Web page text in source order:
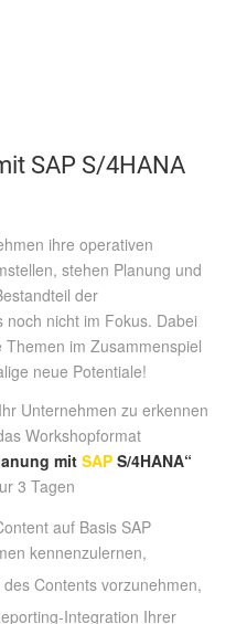
SAP S/4HANA
ihre operativen
stehen Planung und
der
nicht im Fokus. Dabei
im Zusammenspiel
neue Potentiale!
Unternehmen zu erkennen
Workshopformat
mit SAPS/4HANA“
3 Tagen
auf Basis SAP
kennenzulernen,
Contents vorzunehmen,
Integration Ihrer